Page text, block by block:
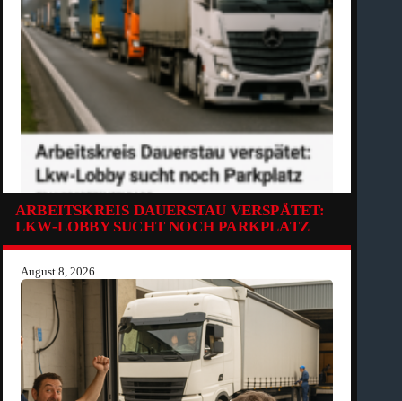
ARBEITSKREIS DAUERSTAU VERSPÄTET:
LKW-LOBBY SUCHT NOCH PARKPLATZ
August 8, 2026